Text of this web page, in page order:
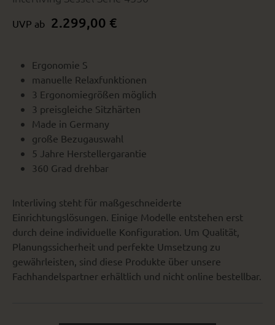
UVP ab 2.299,00 €
Ergonomie S
manuelle Relaxfunktionen
3 Ergonomiegrößen möglich
3 preisgleiche Sitzhärten
Made in Germany
große Bezugauswahl
5 Jahre Herstellergarantie
360 Grad drehbar
Interliving steht für maßgeschneiderte
Einrichtungslösungen. Einige Modelle entstehen erst
durch deine individuelle Konfiguration. Um Qualität,
Planungssicherheit und perfekte Umsetzung zu
gewährleisten, sind diese Produkte über unsere
Fachhandelspartner erhältlich und nicht online bestellbar.